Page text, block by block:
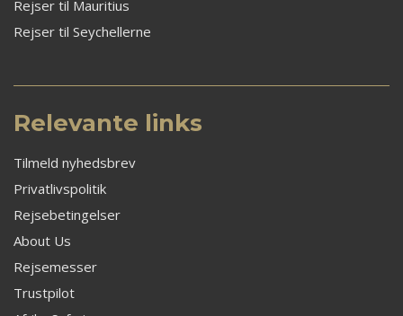
Rejser til Mauritius
Rejser til Seychellerne
Relevante links
Tilmeld nyhedsbrev
Privatlivspolitik
Rejsebetingelser
About Us
Rejsemesser
Trustpilot